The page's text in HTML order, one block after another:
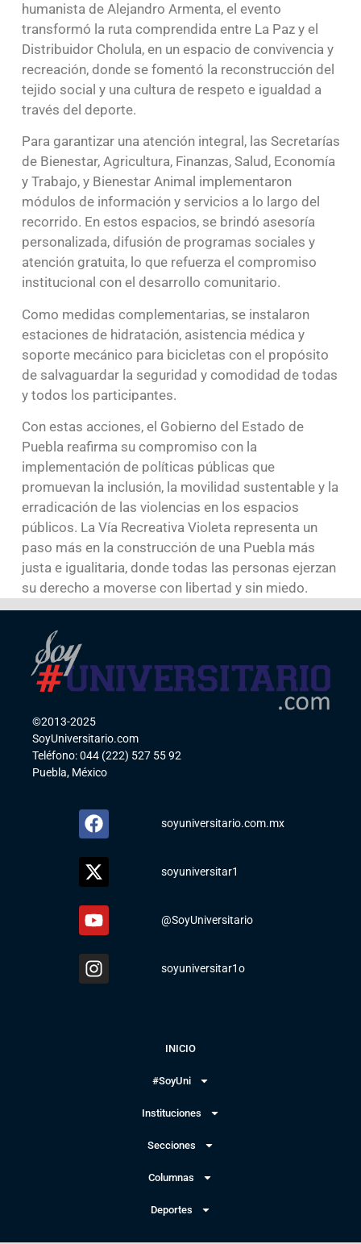
humanista de Alejandro Armenta, el evento
transformó la ruta comprendida entre La Paz y el
Distribuidor Cholula, en un espacio de convivencia y
recreación, donde se fomentó la reconstrucción del
tejido social y una cultura de respeto e igualdad a
través del deporte.
Para garantizar una atención integral, las Secretarías
de Bienestar, Agricultura, Finanzas, Salud, Economía
y Trabajo, y Bienestar Animal implementaron
módulos de información y servicios a lo largo del
recorrido. En estos espacios, se brindó asesoría
personalizada, difusión de programas sociales y
atención gratuita, lo que refuerza el compromiso
institucional con el desarrollo comunitario.
Como medidas complementarias, se instalaron
estaciones de hidratación, asistencia médica y
soporte mecánico para bicicletas con el propósito
de salvaguardar la seguridad y comodidad de todas
y todos los participantes.
Con estas acciones, el Gobierno del Estado de
Puebla reafirma su compromiso con la
implementación de políticas públicas que
promuevan la inclusión, la movilidad sustentable y la
erradicación de las violencias en los espacios
públicos. La Vía Recreativa Violeta representa un
paso más en la construcción de una Puebla más
justa e igualitaria, donde todas las personas ejerzan
su derecho a moverse con libertad y sin miedo.
©2013-2025
SoyUniversitario.com
Teléfono: 044 (222) 527 55 92
Puebla, México
soyuniversitario.com.mx
soyuniversitar1
@SoyUniversitario
soyuniversitar1o
INICIO
#SoyUni
Instituciones
Secciones
Columnas
Deportes